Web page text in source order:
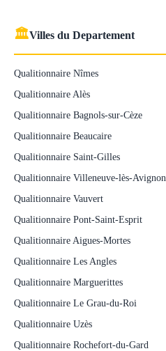
🏛Villes du Departement
Qualitionnaire Nîmes
Qualitionnaire Alès
Qualitionnaire Bagnols-sur-Cèze
Qualitionnaire Beaucaire
Qualitionnaire Saint-Gilles
Qualitionnaire Villeneuve-lès-Avignon
Qualitionnaire Vauvert
Qualitionnaire Pont-Saint-Esprit
Qualitionnaire Aigues-Mortes
Qualitionnaire Les Angles
Qualitionnaire Marguerittes
Qualitionnaire Le Grau-du-Roi
Qualitionnaire Uzès
Qualitionnaire Rochefort-du-Gard